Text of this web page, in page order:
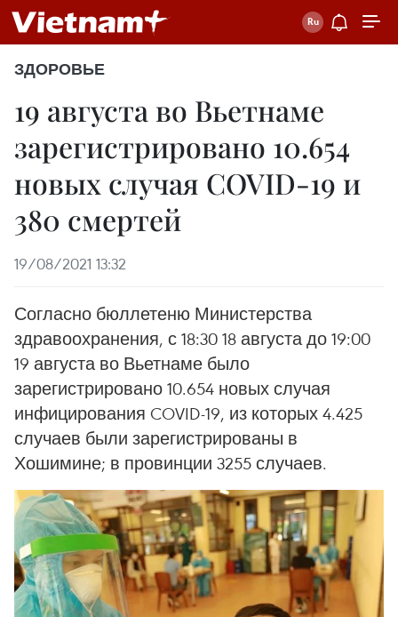
ЗДОРОВЬЕ
19 августа во Вьетнаме
зарегистрировано 10.654
новых случая COVID-19 и
380 смертей
19/08/2021 13:32
Согласно бюллетеню Министерства
здравоохранения, с 18:30 18 августа до 19:00
19 августа во Вьетнаме было
зарегистрировано 10.654 новых случая
инфицирования COVID-19, из которых 4.425
случаев были зарегистрированы в
Хошимине; в провинции 3255 случаев.